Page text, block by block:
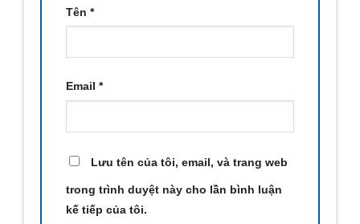
Tên *
Email *
Lưu tên của tôi, email, và trang web
trong trình duyệt này cho lần bình luận
kế tiếp của tôi.